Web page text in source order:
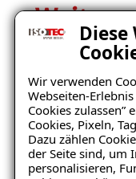
Wir verwenden
Webseiten-
Cookies zulassen”
Cookies, Pixeln,
Dazu zählen
der Seite sind, um
personalisieren,
ISOTEC bietet
Möglichkeit,
unsere
können sowohl
Mitarbeiter
Ideen
fachlich oder